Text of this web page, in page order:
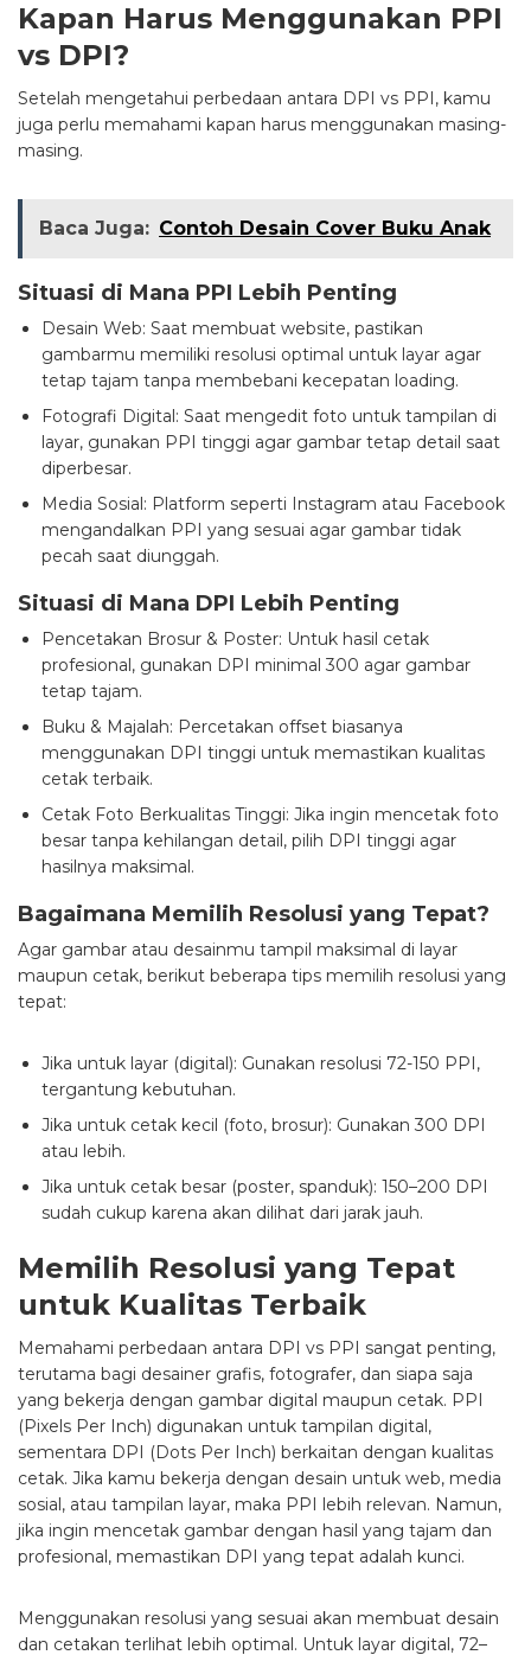
Kapan Harus Menggunakan PPI
vs DPI?
Setelah mengetahui perbedaan antara DPI vs PPI, kamu
juga perlu memahami kapan harus menggunakan masing-
masing.
Baca Juga: Contoh Desain Cover Buku Anak
Situasi di Mana PPI Lebih Penting
Desain Web: Saat membuat website, pastikan
gambarmu memiliki resolusi optimal untuk layar agar
tetap tajam tanpa membebani kecepatan loading.
Fotografi Digital: Saat mengedit foto untuk tampilan di
layar, gunakan PPI tinggi agar gambar tetap detail saat
diperbesar.
Media Sosial: Platform seperti Instagram atau Facebook
mengandalkan PPI yang sesuai agar gambar tidak
pecah saat diunggah.
Situasi di Mana DPI Lebih Penting
Pencetakan Brosur & Poster: Untuk hasil cetak
profesional, gunakan DPI minimal 300 agar gambar
tetap tajam.
Buku & Majalah: Percetakan offset biasanya
menggunakan DPI tinggi untuk memastikan kualitas
cetak terbaik.
Cetak Foto Berkualitas Tinggi: Jika ingin mencetak foto
besar tanpa kehilangan detail, pilih DPI tinggi agar
hasilnya maksimal.
Bagaimana Memilih Resolusi yang Tepat?
Agar gambar atau desainmu tampil maksimal di layar
maupun cetak, berikut beberapa tips memilih resolusi yang
tepat:
Jika untuk layar (digital): Gunakan resolusi 72-150 PPI,
tergantung kebutuhan.
Jika untuk cetak kecil (foto, brosur): Gunakan 300 DPI
atau lebih.
Jika untuk cetak besar (poster, spanduk): 150–200 DPI
sudah cukup karena akan dilihat dari jarak jauh.
Memilih Resolusi yang Tepat
untuk Kualitas Terbaik
Memahami perbedaan antara DPI vs PPI sangat penting,
terutama bagi desainer grafis, fotografer, dan siapa saja
yang bekerja dengan gambar digital maupun cetak. PPI
(Pixels Per Inch) digunakan untuk tampilan digital,
sementara DPI (Dots Per Inch) berkaitan dengan kualitas
cetak. Jika kamu bekerja dengan desain untuk web, media
sosial, atau tampilan layar, maka PPI lebih relevan. Namun,
jika ingin mencetak gambar dengan hasil yang tajam dan
profesional, memastikan DPI yang tepat adalah kunci.
Menggunakan resolusi yang sesuai akan membuat desain
dan cetakan terlihat lebih optimal. Untuk layar digital, 72–